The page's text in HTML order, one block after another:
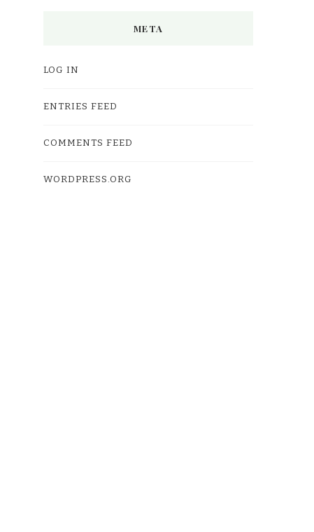
META
LOG IN
ENTRIES FEED
COMMENTS FEED
WORDPRESS.ORG